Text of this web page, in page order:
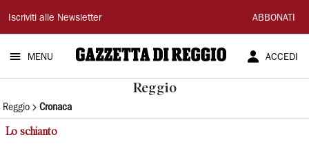
Gazzetta
di
Reggio
Iscriviti alle Newsletter ABBONATI
MENU ACCEDI
Reggio
Reggio Cronaca
Lo schianto